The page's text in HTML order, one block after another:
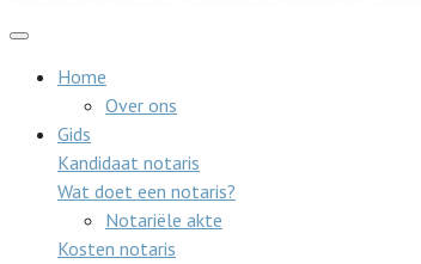
Home
Over ons
Gids
Kandidaat notaris
Wat doet een notaris?
Notariële akte
Kosten notaris